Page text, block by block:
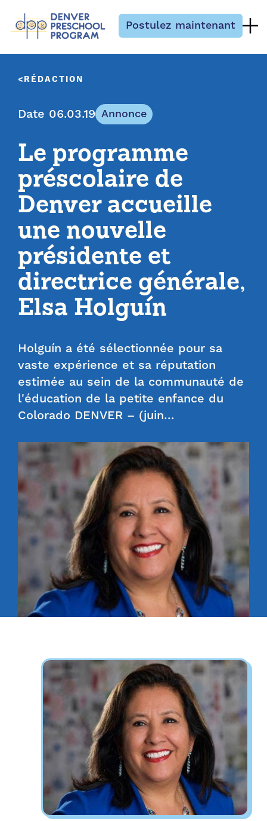
Postulez maintenant
RÉDACTION
Date 06.03.19 Annonce
Le programme
préscolaire de
Denver accueille
une nouvelle
présidente et
directrice générale,
Elsa Holguín
Holguín a été sélectionnée pour sa
vaste expérience et sa réputation
estimée au sein de la communauté de
l'éducation de la petite enfance du
Colorado DENVER – (juin…